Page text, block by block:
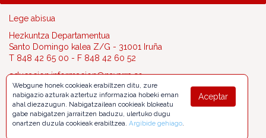
Lege abisua
Hezkuntza Departamentua
Santo Domingo kalea Z/G - 31001 Iruña
T 848 42 65 00 - F 848 42 60 52
educacion.informacion@navarra.es
Aceptar
Webgune honek cookieak erabiltzen ditu, zure
nabigazio azturak aztertuz informazioa hobeki eman
ahal diezazugun. Nabigatzailean cookieak blokeatu
gabe nabigatzen jarraitzen baduzu, ulertuko dugu
onartzen duzula cookieak erabiltzea. Argibide gehiago.